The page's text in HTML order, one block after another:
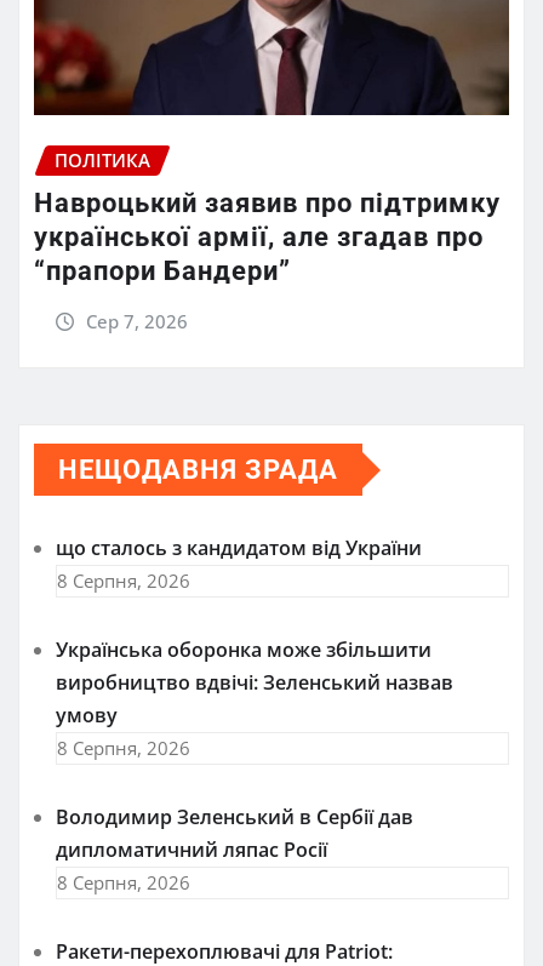
ПОЛІТИКА
Навроцький заявив про підтримку
української армії, але згадав про
“прапори Бандери”
Сер 7, 2026
НЕЩОДАВНЯ ЗРАДА
що сталось з кандидатом від України
8 Серпня, 2026
Українська оборонка може збільшити
виробництво вдвічі: Зеленський назвав
умову
8 Серпня, 2026
Володимир Зеленський в Сербії дав
дипломатичний ляпас Росії
8 Серпня, 2026
Ракети-перехоплювачі для Patriot: